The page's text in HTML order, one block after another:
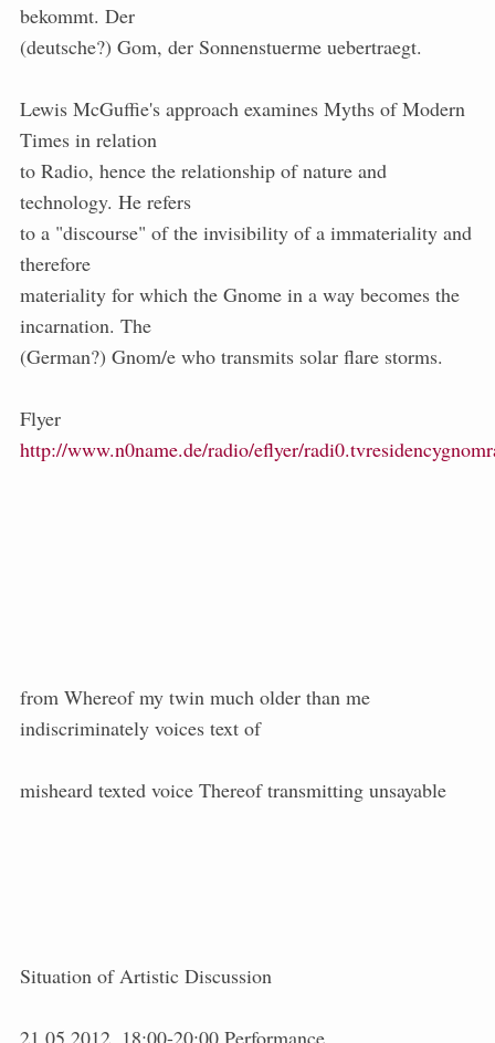
bekommt. Der
(deutsche?) Gom, der Sonnenstuerme uebertraegt.
Lewis McGuffie's approach examines Myths of Modern
Times in relation
to Radio, hence the relationship of nature and
technology. He refers
to a "discourse" of the invisibility of a immateriality and
therefore
materiality for which the Gnome in a way becomes the
incarnation. The
(German?) Gnom/e who transmits solar flare storms.
Flyer
http://www.n0name.de/radio/eflyer/
from Whereof my twin much older than me
indiscriminately voices text of
misheard texted voice Thereof transmitting unsayable
Situation of Artistic Discussion